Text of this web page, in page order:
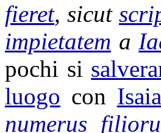
fieret, sicut
impietatem a
pochi si
luogo con Isaia
numerus